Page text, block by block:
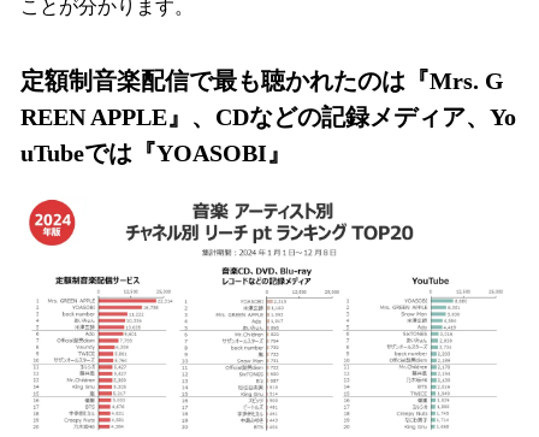
ことが分かります。
定額制音楽配信で最も聴かれたのは『Mrs. G
REEN APPLE』、CDなどの記録メディア、Yo
uTubeでは『YOASOBI』